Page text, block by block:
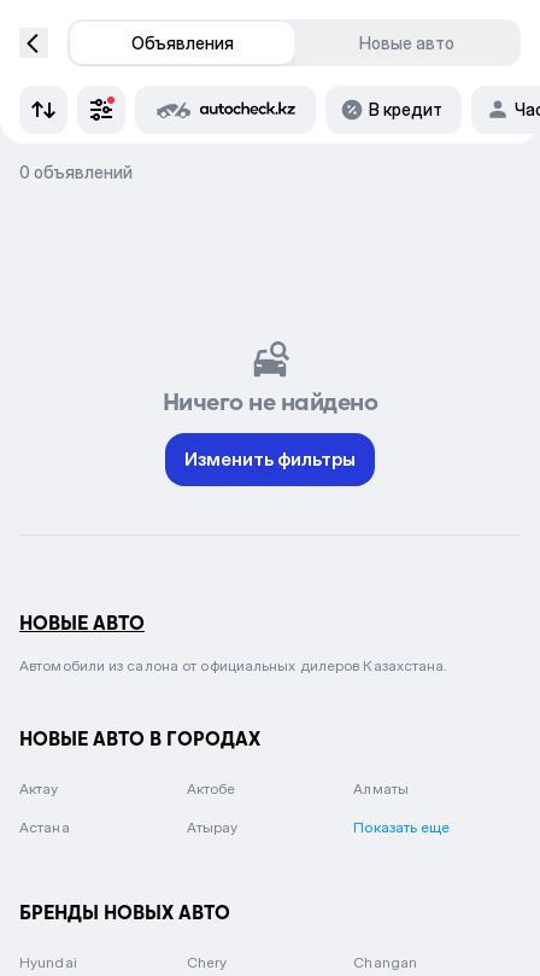
Объявления Новые авто
В кредит
0 объявлений
Ничего не найдено
Изменить фильтры
НОВЫЕ АВТО
Автомобили из салона от официальных дилеров Казахстана.
НОВЫЕ АВТО В ГОРОДАХ
Актау Актобе Алматы
Астана Атырау Показать еще
БРЕНДЫ НОВЫХ АВТО
Hyundai Chery Changan